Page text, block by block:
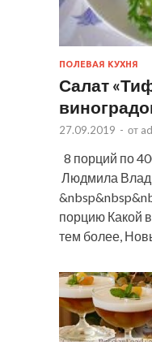
ПОЛЕВАЯ КУХНЯ
Салат
27.09.2019 - от
8 порций по
Людмила
порцию Какой
тем более,